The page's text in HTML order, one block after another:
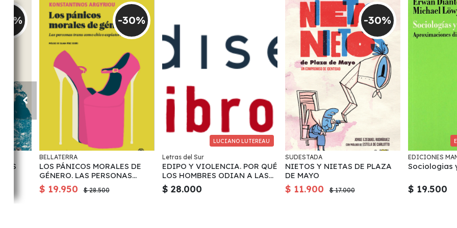
-30%
BELLATERRA
LOS PÁNICOS MORALES DE
GÉNERO. LAS PERSONAS
TRANS COMO CHIVO
EXPIATORIO
$ 19.950 $ 28.500
LUCIANO LUTEREAU
Letras del Sur
EDIPO Y VIOLENCIA. POR QUÉ
LOS HOMBRES ODIAN A LAS
MUJERES 4ta edicion
$ 28.000
-30%
SUDESTADA
NIETOS Y NIETAS DE PLAZA
DE MAYO
$ 11.900 $ 17.000
EDICIONES
Sociologias
$ 19.500